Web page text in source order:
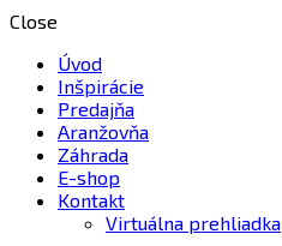
Close
Úvod
Inšpirácie
Predajňa
Aranžovňa
Záhrada
E-shop
Kontakt
Virtuálna prehliadka